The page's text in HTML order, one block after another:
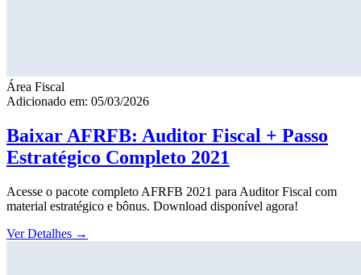
Área Fiscal
Adicionado em: 05/03/2026
Baixar AFRFB: Auditor Fiscal + Passo
Estratégico Completo 2021
Acesse o pacote completo AFRFB 2021 para Auditor Fiscal com
material estratégico e bônus. Download disponível agora!
Ver Detalhes →